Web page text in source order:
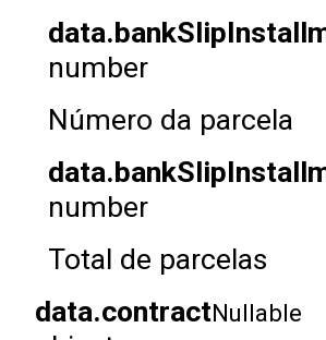
number
Número da parcela
number
Total de parcelas
data.contractNullable